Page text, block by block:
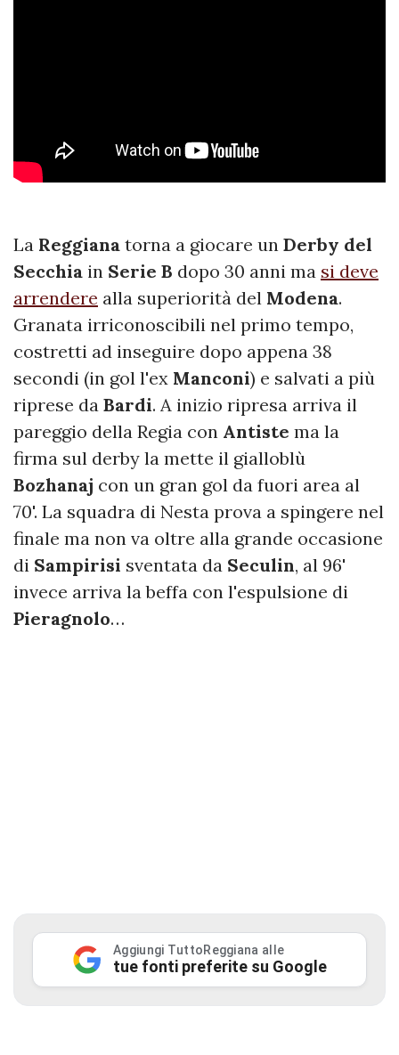
La Reggiana torna a giocare un Derby del
Secchia in Serie B dopo 30 anni ma si deve
arrendere alla superiorità del Modena.
Granata irriconoscibili nel primo tempo,
costretti ad inseguire dopo appena 38
secondi (in gol l'ex Manconi) e salvati a più
riprese da Bardi. A inizio ripresa arriva il
pareggio della Regia con Antiste ma la
firma sul derby la mette il gialloblù
Bozhanaj con un gran gol da fuori area al
70'. La squadra di Nesta prova a spingere nel
finale ma non va oltre alla grande occasione
di Sampirisi sventata da Seculin, al 96'
invece arriva la beffa con l'espulsione di
Pieragnolo…
Aggiungi TuttoReggiana alle
tue fonti preferite su Google